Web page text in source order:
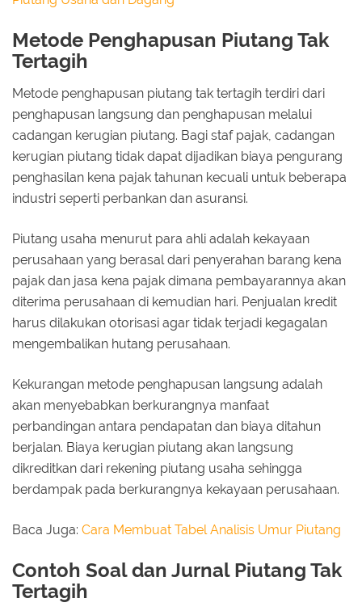
Metode Penghapusan Piutang Tak
Tertagih
Metode penghapusan piutang tak tertagih terdiri dari
penghapusan langsung dan penghapusan melalui
cadangan kerugian piutang. Bagi staf pajak, cadangan
kerugian piutang tidak dapat dijadikan biaya pengurang
penghasilan kena pajak tahunan kecuali untuk beberapa
industri seperti perbankan dan asuransi.
Piutang usaha menurut para ahli adalah kekayaan
perusahaan yang berasal dari penyerahan barang kena
pajak dan jasa kena pajak dimana pembayarannya akan
diterima perusahaan di kemudian hari. Penjualan kredit
harus dilakukan otorisasi agar tidak terjadi kegagalan
mengembalikan hutang perusahaan.
Kekurangan metode penghapusan langsung adalah
akan menyebabkan berkurangnya manfaat
perbandingan antara pendapatan dan biaya ditahun
berjalan. Biaya kerugian piutang akan langsung
dikreditkan dari rekening piutang usaha sehingga
berdampak pada berkurangnya kekayaan perusahaan.
Baca Juga: Cara Membuat Tabel Analisis Umur Piutang
Contoh Soal dan Jurnal Piutang Tak
Tertagih